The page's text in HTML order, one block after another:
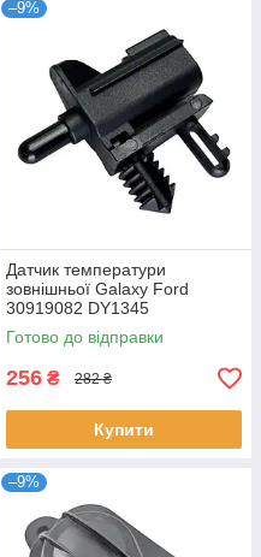
–9%
Датчик температури
зовнішньої Galaxy Ford
30919082 DY1345
AU5Z12A647B FC4Z12A647A
DY1345
Готово до відправки
256 ₴ 282 ₴
Купити
–9%